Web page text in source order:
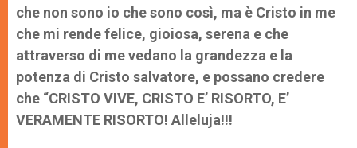
che non sono io che sono così, ma è Cristo in me
che mi rende felice, gioiosa, serena e che
attraverso di me vedano la grandezza e la
potenza di Cristo salvatore, e possano credere
che “CRISTO VIVE, CRISTO E’ RISORTO, E’
VERAMENTE RISORTO! Alleluja!!!